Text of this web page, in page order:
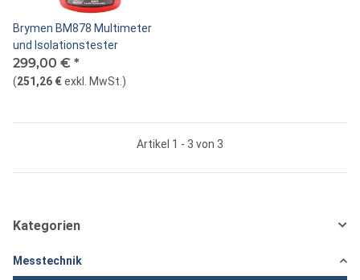
Brymen BM878 Multimeter
und Isolationstester
299,00 € *
(251,26 €exkl. MwSt. )
Artikel 1 - 3 von 3
Kategorien
Messtechnik